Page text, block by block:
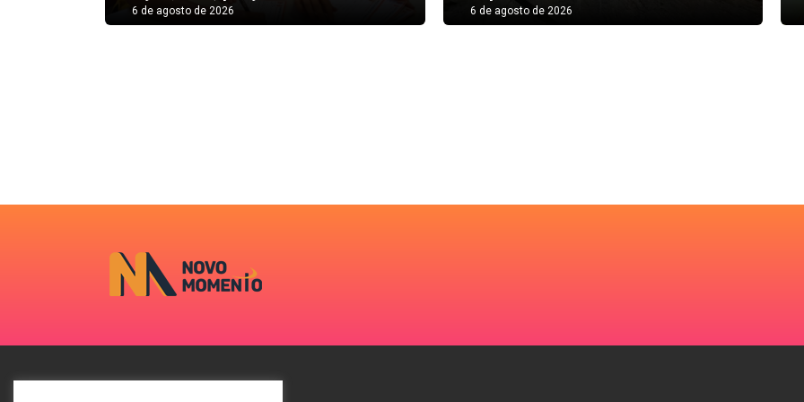
6 de agosto de 2026 6 de agosto de 2026